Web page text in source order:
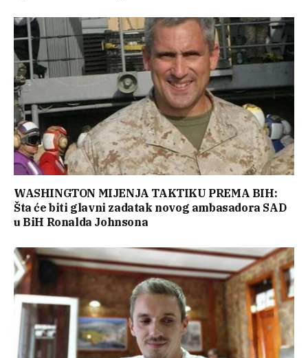
WASHINGTON MIJENJA TAKTIKU PREMA BIH:
Šta će biti glavni zadatak novog ambasadora SAD
u BiH Ronalda Johnsona